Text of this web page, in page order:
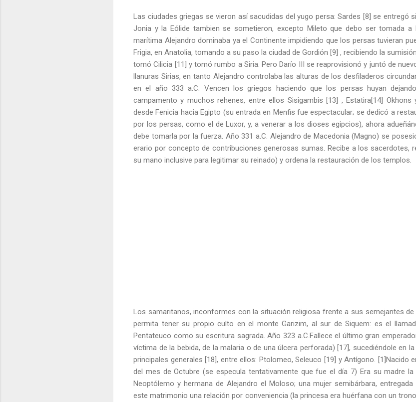
Las ciudades griegas se vieron así sacudidas del yugo persa: Sardes [8] se entregó
Jonia y la Eólide tambien se sometieron, excepto Mileto que debo ser tomada
marítima Alejandro dominaba ya el Continente impidiendo que los persas tuvieran
Frigia, en Anatolia, tomando a su paso la ciudad de Gordión [9] , recibiendo la
tomó Cilicia [11] y tomó rumbo a Siria. Pero Darío III se reaprovisionó y juntó de
llanuras Sirias, en tanto Alejandro controlaba las alturas de los desfiladeros
en el año 333 a.C. Vencen los griegos haciendo que los persas huyan
campamento y muchos rehenes, entre ellos Sisigambis [13] , Estatira[14]
desde Fenicia hacia Egipto (su entrada en Menfis fue espectacular; se dedicó a
por los persas, como el de Luxor, y, a venerar a los dioses egipcios), ahora
debe tomarla por la fuerza. Año 331 a.C. Alejandro de Macedonia (Magno) se
erario por concepto de contribuciones generosas sumas. Recibe a los sacerdotes,
su mano inclusive para legitimar su reinado) y ordena la restauración de los templos.
Los samaritanos, inconformes con la situación religiosa frente a sus semejantes
permita tener su propio culto en el monte Garizim, al sur de Siquem: es el
Pentateuco como su escritura sagrada. Año 323 a.C.Fallece el último gran
víctima de la bebida, de la malaria o de una úlcera perforada) [17], sucediéndole en
principales generales [18], entre ellos: Ptolomeo, Seleuco [19] y Antígono. [1]Nacido
del mes de Octubre (se especula tentativamente que fue el día 7) Era su madre
Neoptólemo y hermana de Alejandro el Moloso; una mujer semibárbara,
este matrimonio una relación por conveniencia (la princesa era huérfana con un